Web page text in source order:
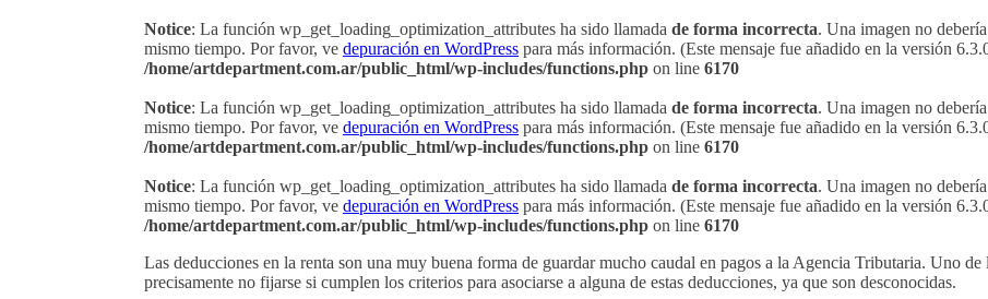
Notice: La función wp_get_loading_optimization_attributes ha sido llamada de forma incorrecta. Una imagen no
mismo tiempo. Por favor, ve depuración en WordPress para más información. (Este mensaje fue añadido en la versión
/home/artdepartment.com.ar/public_html/wp-includes/functions.php on line 6170
Notice: La función wp_get_loading_optimization_attributes ha sido llamada de forma incorrecta. Una imagen no
mismo tiempo. Por favor, ve depuración en WordPress para más información. (Este mensaje fue añadido en la versión
/home/artdepartment.com.ar/public_html/wp-includes/functions.php on line 6170
Notice: La función wp_get_loading_optimization_attributes ha sido llamada de forma incorrecta. Una imagen no
mismo tiempo. Por favor, ve depuración en WordPress para más información. (Este mensaje fue añadido en la versión
/home/artdepartment.com.ar/public_html/wp-includes/functions.php on line 6170
Las deducciones en la renta son una muy buena forma de guardar mucho caudal en pagos a la Agencia Tributaria. Uno
precisamente no fijarse si cumplen los criterios para asociarse a alguna de estas deducciones, ya que son desconocidas.